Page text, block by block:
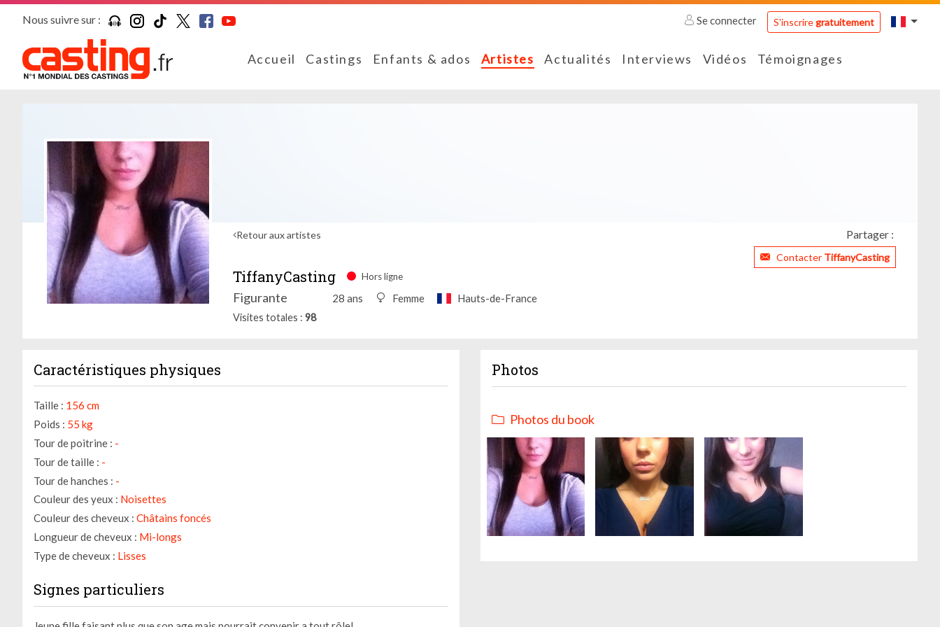
Nous suivre sur : Se connecter S'inscriregratuitement
Accueil Castings Enfants & ados Artistes Actualités Interviews Vidéos Témoignages
Retour aux artistes Partager :
Contacter TiffanyCasting
TiffanyCasting Hors ligne
Figurante 28 ans Femme Hauts-de-France
Visites totales 98
Caractéristiques physiques
Taille : 156 cm
Poids : 55 kg
Tour de poitrine : -
Tour de taille : -
Tour de hanches : -
Couleur des yeux : Noisettes
Couleur des cheveux : Châtains foncés
Longueur de cheveux : Mi-longs
Type de cheveux : Lisses
Signes particuliers
Photos
Photos du book
Gestion des cookies
améliorent la performance et la sécurité du site internet.
Faites-nous part de vos préférences de cookies pour chaque